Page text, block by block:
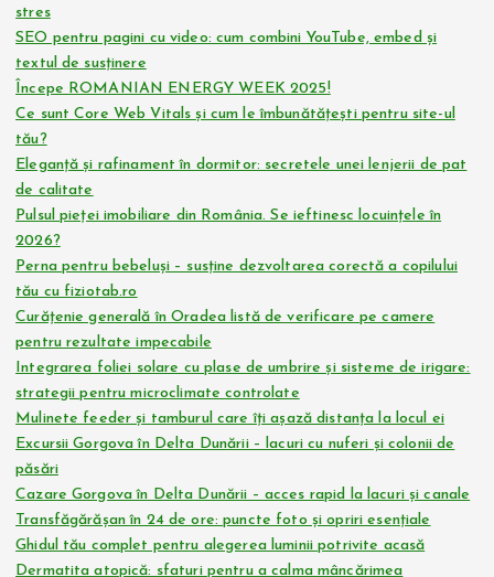
stres
SEO pentru pagini cu video: cum combini YouTube, embed și
textul de susținere
Începe ROMANIAN ENERGY WEEK 2025!
Ce sunt Core Web Vitals și cum le îmbunătățești pentru site-ul
tău?
Eleganță și rafinament în dormitor: secretele unei lenjerii de pat
de calitate
Pulsul pieței imobiliare din România. Se ieftinesc locuințele în
2026?
Perna pentru bebeluși – susține dezvoltarea corectă a copilului
tău cu fiziotab.ro
Curățenie generală în Oradea listă de verificare pe camere
pentru rezultate impecabile
Integrarea foliei solare cu plase de umbrire și sisteme de irigare:
strategii pentru microclimate controlate
Mulinete feeder și tamburul care îți așază distanța la locul ei
Excursii Gorgova în Delta Dunării – lacuri cu nuferi și colonii de
păsări
Cazare Gorgova în Delta Dunării – acces rapid la lacuri și canale
Transfăgărășan în 24 de ore: puncte foto și opriri esențiale
Ghidul tău complet pentru alegerea luminii potrivite acasă
Dermatita atopică: sfaturi pentru a calma mâncărimea